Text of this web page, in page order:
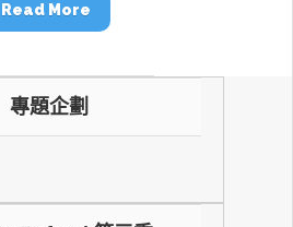
Read More
專題企劃